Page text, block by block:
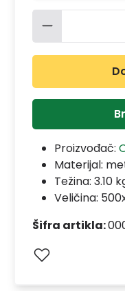
Količina
Proizvođač:
Materijal:
Težina: 3.10
Veličina:
Šifra artikla: